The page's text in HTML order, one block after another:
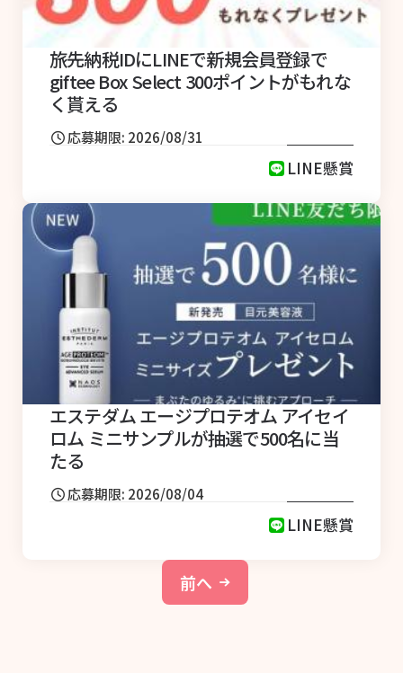
応募期限: 2026/08/31
旅先納税IDにLINEで新規会員登録で
giftee Box Select 300ポイントがもれな
く貰える
LINE懸賞
応募期限: 2026/08/04
エステダム エージプロテオム アイセイ
ロム ミニサンプルが抽選で500名に当
たる
LINE懸賞
前へ